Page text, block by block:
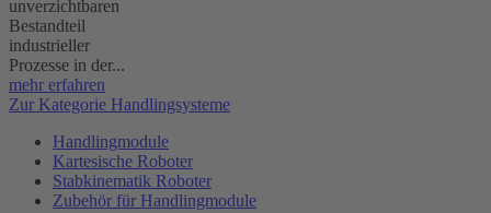
unverzichtbaren
Bestandteil
industrieller
Prozesse in der...
mehr erfahren
Zur Kategorie Handlingsysteme
Handlingmodule
Kartesische Roboter
Stabkinematik Roboter
Zubehör für Handlingmodule